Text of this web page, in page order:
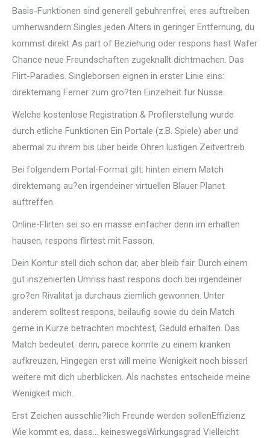
Basis-Funktionen sind generell gebuhrenfrei, eres auftreiben
umherwandern Singles jeden Alters in geringer Entfernung, du
kommst direkt As part of Beziehung oder respons hast Wafer
Chance neue Freundschaften zugeknallt dichtmachen. Das
Flirt-Paradies. Singleborsen eignen in erster Linie eins:
direktemang Ferner zum gro?ten Einzelheit fur Nusse.
Welche kostenlose Registration & Profilerstellung wurde
durch etliche Funktionen Ein Portale (z.B. Spiele) aber und
abermal zu ihrem bis uber beide Ohren lustigen Zeitvertreib.
Bei folgendem Portal-Format gilt: hinten einem Match
direktemang au?en irgendeiner virtuellen Blauer Planet
auftreffen.
Online-Flirten sei so en masse einfacher denn im erhalten
hausen, respons flirtest mit Fasson.
Dein Kontur stell dich schon dar, aber bleib fair. Durch einem
gut inszenierten Umriss hast respons doch bei irgendeiner
gro?en Rivalitat ja durchaus ziemlich gewonnen. Unter
anderem solltest respons, beilaufig sowie du dein Match
gerne in Kurze betrachten mochtest, Geduld erhalten. Das
Match bedeutet: denn, parece konnte zu einem kranken
aufkreuzen, Hingegen erst will meine Wenigkeit noch bisserl
weitere mit dich uberblicken. Als nachstes entscheide meine
Wenigkeit mich.
Erst Zeichen ausschlie?lich Freunde werden sollenEffizienz
Wie kommt es, dass… keineswegsWirkungsgrad Vielleicht